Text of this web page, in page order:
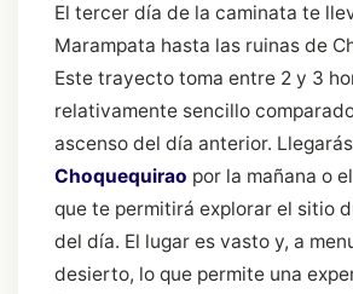
El tercer día de la caminata te
Marampata hasta las ruinas de
Este trayecto toma entre 2 y 3
relativamente sencillo
ascenso del día anterior.
Choquequirao por la mañana o
que te permitirá explorar el sitio
del día. El lugar es vasto y, a
desierto, lo que permite una